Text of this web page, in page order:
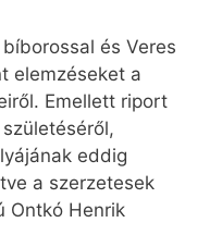
és Veres
elemzéseket a
Emellett riport
eddig
a szerzetesek
Ontkó Henrik